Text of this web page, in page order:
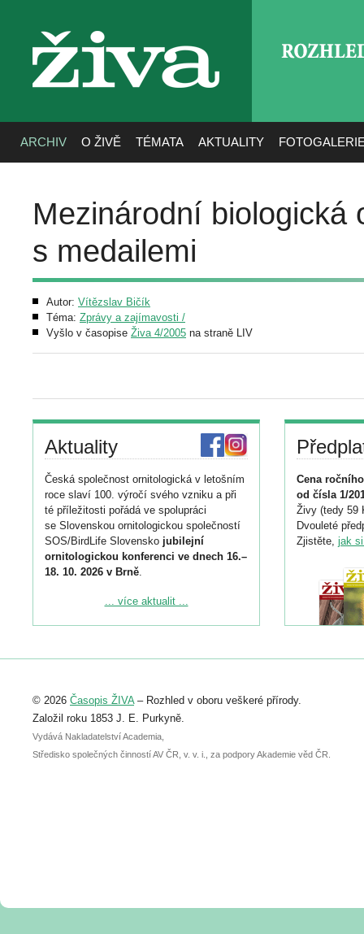
živa
ARCHIV O ŽIVĚ TÉMATA AKTUALITY
Mezinárodní biologická
s medailemi
Autor: Vítězslav Bičík
Téma: Zprávy a zajímavosti /
Vyšlo v časopise Živa 4/2005 na straně LIV
Aktuality
Česká společnost ornitologická v letošním
roce slaví 100. výročí svého vzniku a při
té příležitosti pořádá ve spolupráci
se Slovenskou ornitologickou společností
SOS/BirdLife Slovensko jubilejní
ornitologickou konferenci ve dnech 16.–
18. 10. 2026 v Brně.
Podrobnější informace ke konferenci
Registrovat se můžete do 6. září.
abstraktu přihlášené přednášky nebo
posteru je už 30. června.
... více aktualit ...
Cena
od čísla 1/
Živy (tedy 59
Dvouleté
Zjistěte, jak
© 2026 Časopis ŽIVA– Rozhled v oboru veškeré přírody.
Založil roku 1853 J. E. Purkyně.
Vydává Nakladatelství Academia,
Středisko společných činností AV ČR, v. v. i., za podpory Akademie věd ČR.